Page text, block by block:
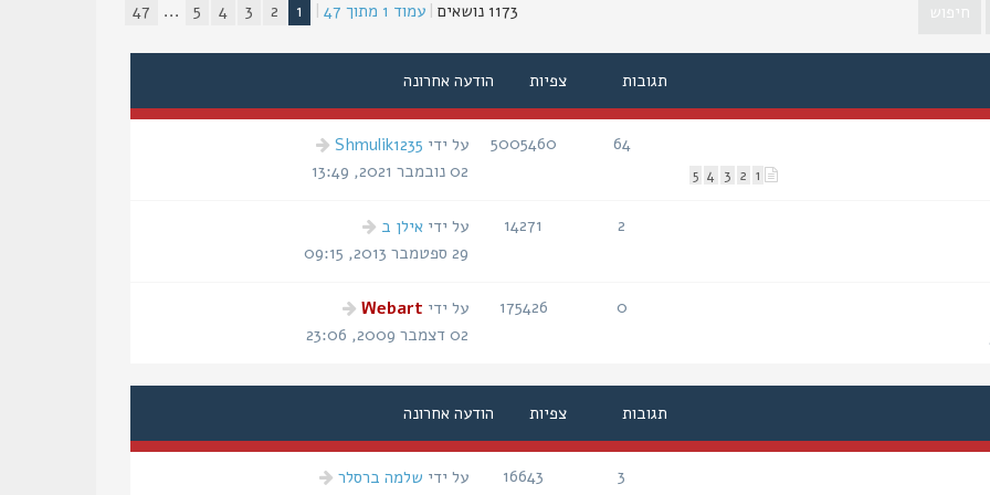
1173 נושאים עמוד 1 מתוך 47
1
2
3
4
5
...
47
תגובות צפיות הודעה אחרונה
1
2
3
4
5
64
5005460
הודעה
אחרונה
על ידי Shmulik1235
02 נובמבר 2021, 13:49
2
14271
הודעה
אחרונה
על ידיאילן ב
29 ספטמבר 2013, 09:15
0
175426
הודעה
אחרונה
על ידי Webart
02 דצמבר 2009, 23:06
תגובות צפיות הודעה אחרונה
3
16643
הודעה
על ידי שלמה ברסלר